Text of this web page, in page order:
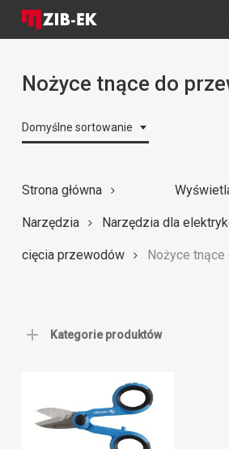
Skip
contentNożyce tnące do
Domyślne sortowanie
Strona główna
Narzędzia Narzędzia dla
cięcia przewodów Nożyce
Kategorie produktów